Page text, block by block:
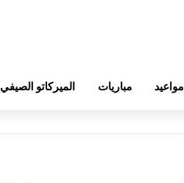
مواعيد مباريات الميركاتو الصيفي